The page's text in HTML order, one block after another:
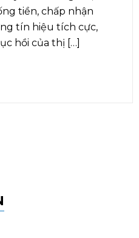
tiền, chấp nhận
tín hiệu tích cực,
hồi của thị […]